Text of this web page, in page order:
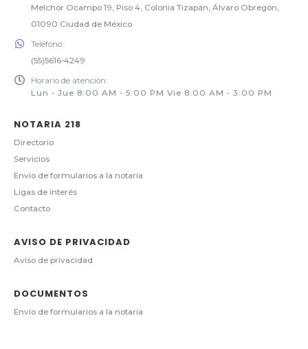
Melchor Ocampo 19, Piso 4, Colonia Tizapán, Álvaro Obregón,
01090 Ciudad de México
Teléfono:
(55)5616-4249
Horario de atención:
Lun - Jue 8:00 AM - 5:00 PM Vie 8:00 AM - 3:00 PM
NOTARIA 218
Directorio
Servicios
Envío de formularios a la notaría
Ligas de interés
Contacto
AVISO DE PRIVACIDAD
Aviso de privacidad
DOCUMENTOS
Envío de formularios a la notaría